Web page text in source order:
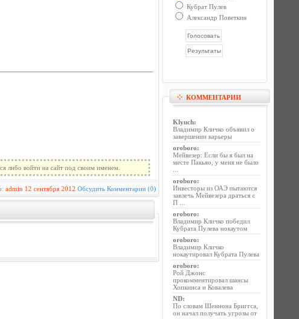
либо войти на сайт под своим именем.
admin 12 сентября 2012 Обсудить Комментарии (0)
Кубрат Пулев
Александр Поветкин
КОММЕНТАРИИ
Klyuch:
Владимир Кличко объявил о
завершении карьеры
oroboro:
Мейвезер: Если бы я был на
месте Пакьяо, у меня не было
oroboro:
Инвесторы из ОАЭ пытаются
завлечь Мейвезера драться с
П ...
oroboro:
Владимир Кличко победил
Кубрата Пулева нокаутом
oroboro:
Владимир Кличко
нокаутировал Кубрата Пулева
oroboro:
Рой Джонс
прокомментировал шансы
Хопкинса и Ковалева
ND:
По словам Шеннона Бриггса,
он начал получать угрозы от